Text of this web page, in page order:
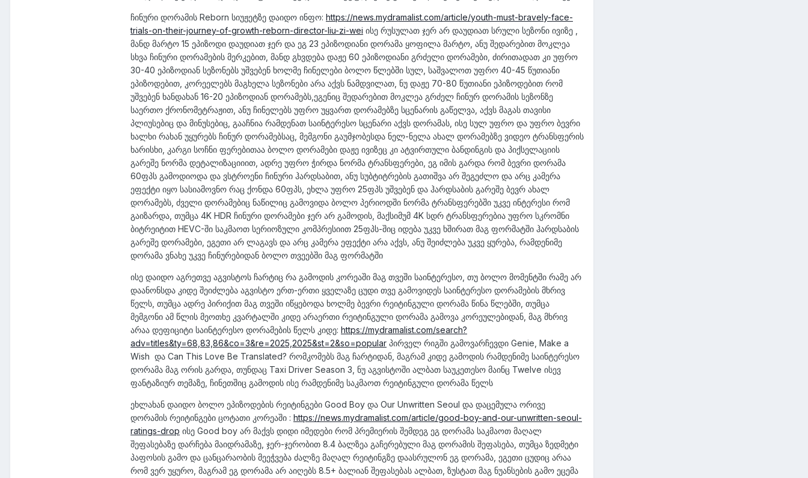
ჩინური დორამის Reborn სიუჟეტზე დაიდო ინფო: https://news.mydramalist.com/article/youth-must-bravely-face-
trials-on-their-journey-of-growth-reborn-director-liu-zi-wei ისე რუსულათ ჯერ არ დაუდიათ სრული სეზონი ივიზე ,
მანდ მარტო 15 ეპიზოდი დაუდიათ ჯერ და ეგ 23 ეპიზოდიანი დორამა ყოფილა მარტო, ანუ შედარებით მოკლეა
სხვა ჩინური დორამების მერკებით, მანდ გხვდება დაჟე 60 ეპიზოდიანი გრძელი დორამები, ძირითადათ კი უფრო
30-40 ეპიზოდიან სეზონებს უშვებენ ხოლმე ჩინელები ბოლო წლებში სულ, საშვალოთ უფრო 40-45 წუთიანი
ეპიზოდებით, კორეელებს მაგხელა სეზონები არა აქვს ნამდვილათ, ნუ დაჟე 70-80 წუთიანი ეპიზოდებით რომ
უშვებენ ხანდახან 16-20 ეპიზოდიან დორამებს,ეგენიც შედარებით მოკლეა გრძელ ჩინურ დორამის სეზონზე
საერთო ქრონომეტრაჟით, ანუ ჩინელებს უფრო უყვართ დორამებზე სცენარის გაწელვა, აქვს მაგას თავისი
პლიუსებიც და მინუსებიც, გააჩნია რამდენათ საინტერესო სცენარი აქვს დორამას, ისე სულ უფრო და უფრო ბევრი
ხალხი რახან უყურებს ჩინურ დორამებსაც, მემგონი გაუმჯობესდა ნელ-ნელა ახალ დორამებზე ვიდეო ტრანსფერის
ხარისხი, კარგი სოჩნი ფერებითაა ბოლო დორამები დაჟე ივიზეც კი ატვირთული ბანდინგის და პიქსელაციის
გარეშე ნორმა დეტალიზაციიით, ადრე უფრო ჭირდა ნორმა ტრანსფერები, ეგ იმის გარდა რომ ბევრი დორამა
60ფპს გამოდიოდა და ვსტროენი ჩინური ჰარდსაბით, ანუ სუბტიტრების გათიშვა არ შეგეძლო და არც კამერა
ეფექტი იყო სასიამოვნო რაც ქონდა 60ფპს, ეხლა უფრო 25ფპს უშვებენ და ჰარდსაბის გარეშე ბევრ ახალ
დორამებს, ძველი დორამებიც ნაწილიც გამოვიდა ბოლო პერიოდში ნორმა ტრანსფერებში უკვე ინტერესი რომ
გაიზარდა, თუმცა 4K HDR ჩინური დორამები ჯერ არ გამოდის, მაქსიმუმ 4K სდრ ტრანსფერებია უფრო სკრომნი
ბიტრეიტით HEVC-ში საკმაოთ სერიოზული კომპრესიით 25ფპს-შიც იდება უკვე ხშირათ მაგ ფორმატში ჰარდსაბის
გარეშე დორამები, ეგეთი არ ლაგავს და არც კამერა ეფექტი არა აქვს, ანუ შეიძლება უკვე ყურება, რამდენიმე
დორამა ვნახე უკვე ჩინურებიდან ბოლო თვეებში მაგ ფორმატში
ისე დაიდო აგრეთვე აგვისტოს ჩარტიც რა გამოდის კორეაში მაგ თვეში საინტერესო, თუ ბოლო მომენტში რამე არ
დაანონსდა კიდე შეიძლება აგვისტო ერთ-ერთი ყველაზე ცუდი თვე გამოვიდეს საინტერესო დორამების მხრივ
წელს, თუმცა ადრე პირიქით მაგ თვეში იწყებოდა ხოლმე ბევრი რეიტინგული დორამა წინა წლებში, თუმცა
მემგონი ამ წლის მეოთხე კვარტალში კიდე არაერთი რეიტინგული დორამა გამოვა კორეულებიდან, მაგ მხრივ
არაა დეფიციტი საინტერესო დორამების წელს კიდე: https://mydramalist.com/search?
adv=titles&ty=68,83,86&co=3&re=2025,2025&st=2&so=popular პირველ რიგში გამოვარჩევდი Genie, Make a
Wish და Can This Love Be Translated? რომკომებს მაგ ჩარტიდან, მაგრამ კიდე გამოდის რამდენიმე საინტერესო
დორამა მაგ ორის გარდა, თუნდაც Taxi Driver Season 3, ნუ აგვისტოში ალბათ საუკეთესო მაინც Twelve ისევ
ფანტაზიურ თემაზე, ჩინეთშიც გამოდის ისე რამდენიმე საკმაოთ რეიტინგული დორამა წელს
ეხლახან დაიდო ბოლო ეპიზოდების რეიტინგები Good Boy და Our Unwritten Seoul და დაცემულა ორივე
დორამის რეიტინგები ცოტათი კორეაში : https://news.mydramalist.com/article/good-boy-and-our-unwritten-seoul-
ratings-drop ისე Good boy არ მაქვს დიდი იმედები რომ პრემიერის შემდეგ ეგ დორამა საკმაოთ მაღალ
შეფასებაზე დარჩება მაიდრამაზე, ჯერ-ჯერობით 8.4 ბალზეა გაჩერებული მაგ დორამის შეფასება, თუმცა ზედმეტი
პაფოსის გამო და ცანცარაობის მეეჭვება ძალზე მაღალ რეიტინგზე დაასრულონ ეგ დორამა, ეგეთი ცუდიც არაა
რომ ვერ უყურო, მაგრამ ეგ დორამა არ აიღებს 8.5+ ბალიან შეფასებას ალბათ, ზუსტათ მაგ ნუანსების გამო ეცემა